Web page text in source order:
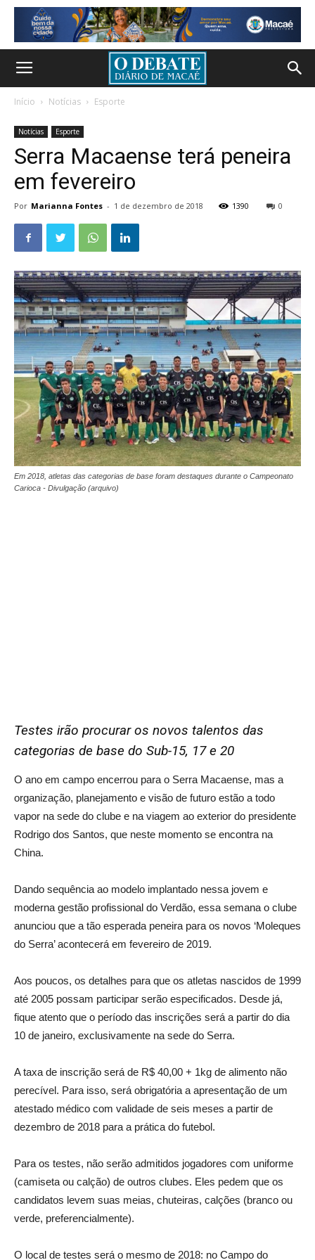
Início Notícias Esporte
Notícias Esporte
Serra Macaense terá peneira
em fevereiro
Por Marianna Fontes - 1 de dezembro de 2018 1390 0
Em 2018, atletas das categorias de base foram destaques durante o Campeonato
Carioca - Divulgação (arquivo)
Testes irão procurar os novos talentos das
categorias de base do Sub-15, 17 e 20
O ano em campo encerrou para o Serra Macaense, mas a
organização, planejamento e visão de futuro estão a todo
vapor na sede do clube e na viagem ao exterior do presidente
Rodrigo dos Santos, que neste momento se encontra na
China.
Dando sequência ao modelo implantado nessa jovem e
moderna gestão profissional do Verdão, essa semana o clube
anunciou que a tão esperada peneira para os novos ‘Moleques
do Serra’ acontecerá em fevereiro de 2019.
Aos poucos, os detalhes para que os atletas nascidos de 1999
até 2005 possam participar serão especificados. Desde já,
fique atento que o período das inscrições será a partir do dia
10 de janeiro, exclusivamente na sede do Serra.
A taxa de inscrição será de R$ 40,00 + 1kg de alimento não
perecível. Para isso, será obrigatória a apresentação de um
atestado médico com validade de seis meses a partir de
dezembro de 2018 para a prática do futebol.
Para os testes, não serão admitidos jogadores com uniforme
(camiseta ou calção) de outros clubes. Eles pedem que os
candidatos levem suas meias, chuteiras, calções (branco ou
verde, preferencialmente).
O local de testes será o mesmo de 2018: no Campo do